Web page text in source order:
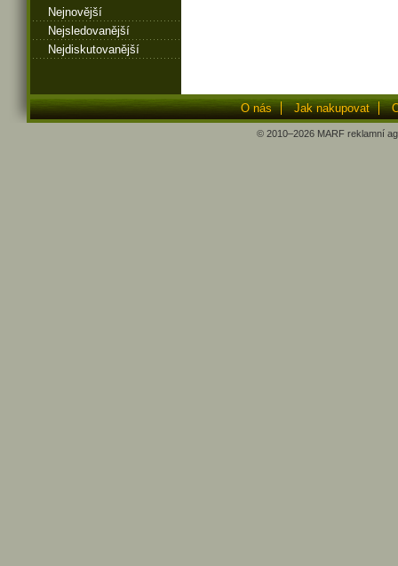
Nejnovější
Nejsledovanější
Nejdiskutovanější
O nás Jak nakupovat
© 2010–2026 MARF reklamní